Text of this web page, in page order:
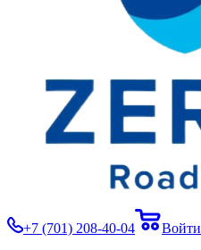
+7 (701) 208-40-04
Войти